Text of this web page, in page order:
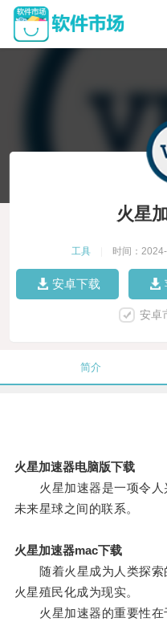
火星
工具 时间：
安卓下载
安卓
简介
火星加速器电脑版下载
火星加速器是一项令人
未来星球之间的联系。
火星加速器mac下载
随着火星成为人类探索
火星殖民化成为现实。
火星加速器的重要性在